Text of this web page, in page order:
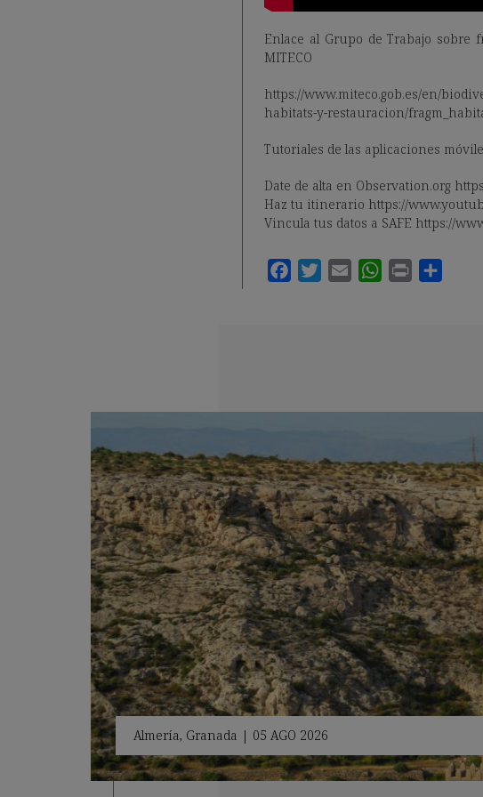
Enlace al Grupo de Trabajo
MITECO
https://www.miteco.gob.es/en/
habitats-y-restauracion/
Tutoriales de las aplicaciones
Date de alta en Observation.org
Haz tu itinerario https://
Vincula tus datos a SAFE https://
Almería, Granada | 05 AGO 2026